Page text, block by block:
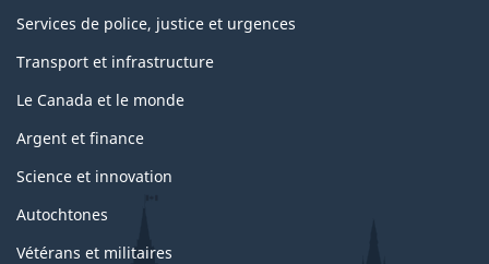
Services de police, justice et urgences
Transport et infrastructure
Le Canada et le monde
Argent et finance
Science et innovation
Autochtones
Vétérans et militaires